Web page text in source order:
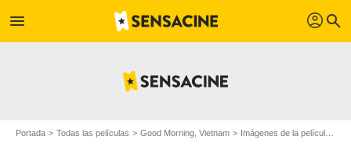
menu profil search
Portada Todas las películas Good Morning, Vietnam Imágenes de la película Good Morning, Vietnam